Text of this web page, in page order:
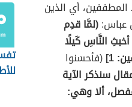
أي الذين
عباس:(لمَّا قدِم
النَّاسِ كَيلًا
1]
(فأحسَنوا
سنذكر الآية
ألا وهي: